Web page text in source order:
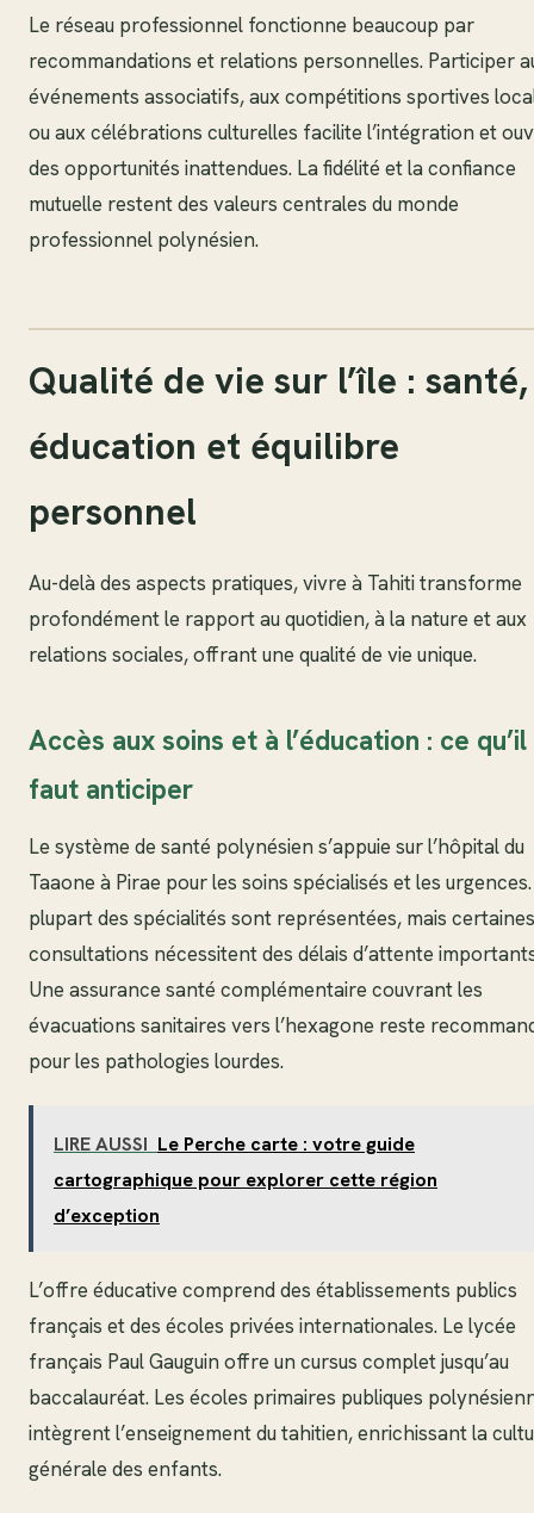
Le réseau professionnel fonctionne beaucoup par
recommandations et relations personnelles. Participer
événements associatifs, aux compétitions sportives
ou aux célébrations culturelles facilite l’intégration et
des opportunités inattendues. La fidélité et la confiance
mutuelle restent des valeurs centrales du monde
professionnel polynésien.
Qualité de vie sur l’île : santé,
éducation et équilibre
personnel
Au-delà des aspects pratiques, vivre à Tahiti transforme
profondément le rapport au quotidien, à la nature et aux
relations sociales, offrant une qualité de vie unique.
Accès aux soins et à l’éducation : ce qu’il
faut anticiper
Le système de santé polynésien s’appuie sur l’hôpital du
Taaone à Pirae pour les soins spécialisés et les
plupart des spécialités sont représentées, mais certaines
consultations nécessitent des délais d’attente
Une assurance santé complémentaire couvrant les
évacuations sanitaires vers l’hexagone reste
pour les pathologies lourdes.
LIRE AUSSI Le Perche carte : votre guide
cartographique pour explorer cette région
d’exception
L’offre éducative comprend des établissements publics
français et des écoles privées internationales. Le lycée
français Paul Gauguin offre un cursus complet jusqu’au
baccalauréat. Les écoles primaires publiques
intègrent l’enseignement du tahitien, enrichissant la
générale des enfants.